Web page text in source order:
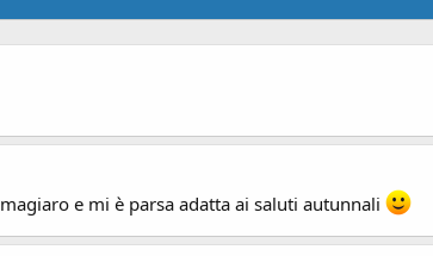
e mi è parsa adatta ai saluti autunnali